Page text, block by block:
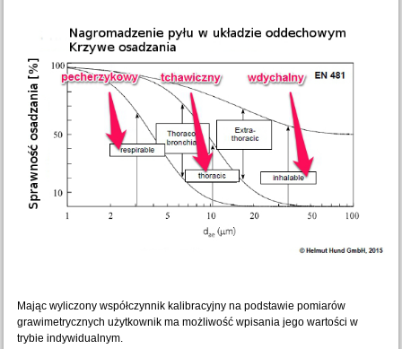
Mając wyliczony współczynnik kalibracyjny na podstawie pomiarów
grawimetrycznych użytkownik ma możliwość wpisania jego wartości w
trybie indywidualnym.